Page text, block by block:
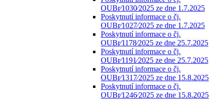
OUBr⁄1030⁄2025 ze dne 1.7.2025
Poskytnutí informace o čj.
OUBr⁄1027⁄2025 ze dne 1.7.2025
Poskytnutí informace o čj.
OUBr⁄1178⁄2025 ze dne 25.7.2025
Poskytnutí informace o čj.
OUBr⁄1191⁄2025 ze dne 25.7.2025
Poskytnutí informace o čj.
OUBr⁄1317⁄2025 ze dne 15.8.2025
Poskytnutí informace o čj.
OUBr⁄1246⁄2025 ze dne 15.8.2025